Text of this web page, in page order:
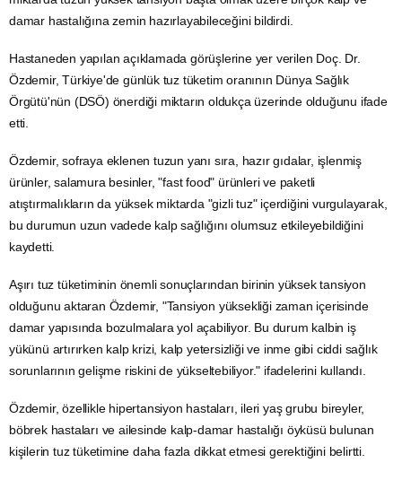
damar hastalığına zemin hazırlayabileceğini bildirdi.
Hastaneden yapılan açıklamada görüşlerine yer verilen Doç. Dr.
Özdemir, Türkiye'de günlük tuz tüketim oranının Dünya Sağlık
Örgütü'nün (DSÖ) önerdiği miktarın oldukça üzerinde olduğunu ifade
etti.
Özdemir, sofraya eklenen tuzun yanı sıra, hazır gıdalar, işlenmiş
ürünler, salamura besinler, "fast food" ürünleri ve paketli
atıştırmalıkların da yüksek miktarda "gizli tuz" içerdiğini vurgulayarak,
bu durumun uzun vadede kalp sağlığını olumsuz etkileyebildiğini
kaydetti.
Aşırı tuz tüketiminin önemli sonuçlarından birinin yüksek tansiyon
olduğunu aktaran Özdemir, "Tansiyon yüksekliği zaman içerisinde
damar yapısında bozulmalara yol açabiliyor. Bu durum kalbin iş
yükünü artırırken kalp krizi, kalp yetersizliği ve inme gibi ciddi sağlık
sorunlarının gelişme riskini de yükseltebiliyor." ifadelerini kullandı.
Özdemir, özellikle hipertansiyon hastaları, ileri yaş grubu bireyler,
böbrek hastaları ve ailesinde kalp-damar hastalığı öyküsü bulunan
kişilerin tuz tüketimine daha fazla dikkat etmesi gerektiğini belirtti.